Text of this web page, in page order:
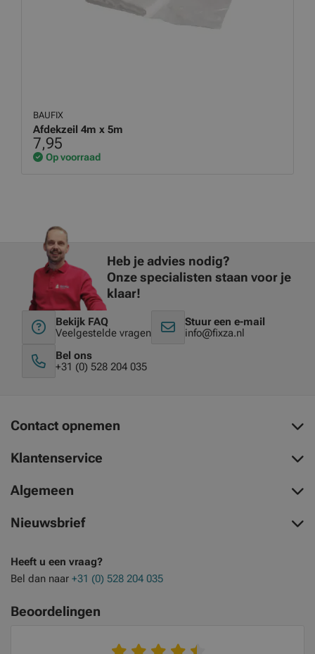
BAUFIX
Afdekzeil 4m x 5m
7,95
Op voorraad
Heb je advies nodig?
Onze specialisten staan voor je
klaar!
Bekijk FAQ
Veelgestelde vragen
Stuur een e-mail
info@fixza.nl
Bel ons
+31 (0) 528 204 035
Contact opnemen
Klantenservice
Algemeen
Nieuwsbrief
Heeft u een vraag?
Bel dan naar +31 (0) 528 204 035
Beoordelingen